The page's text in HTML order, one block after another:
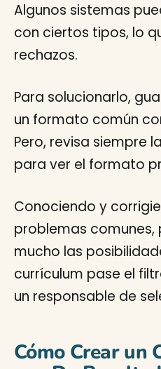
Algunos sistemas
con ciertos tipos, lo
rechazos.
Para solucionarlo,
un formato común
Pero, revisa siempre
para ver el formato
Conociendo y
problemas comunes,
mucho las
currículum pase el
un responsable de
Cómo Crear un